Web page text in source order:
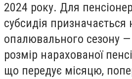
2024 року. Для
субсидія призначається
опалювального сезону —
розмір нарахованої
що передує місяцю,